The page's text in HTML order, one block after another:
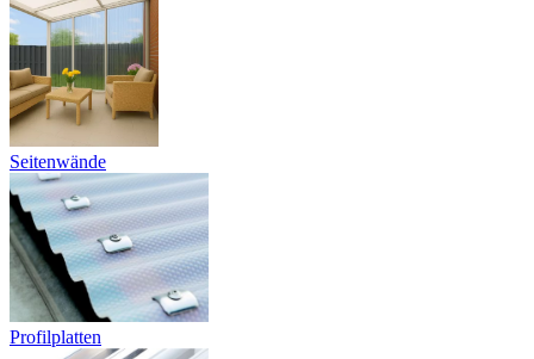
Seitenwände
Profilplatten